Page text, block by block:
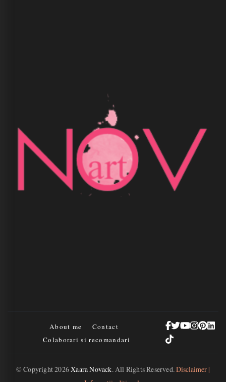
About me
Contact
Colaborari si recomandari
© Copyright 2026Xaara Novack. All Rights Reserved.Disclaimer |